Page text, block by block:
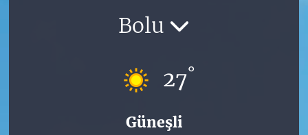
Bolu
27°
Güneşli